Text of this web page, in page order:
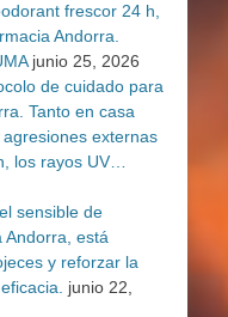
frescor 24 h,
Andorra.
junio 25, 2026
de cuidado para
Tanto en casa
externas
los rayos UV…
sensible de
Andorra, está
y reforzar la
junio 22,